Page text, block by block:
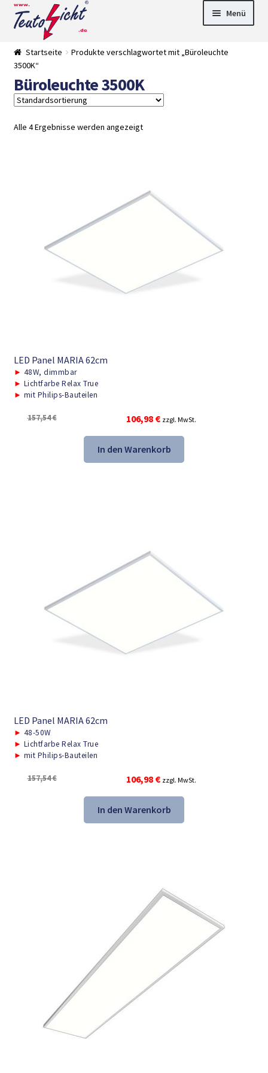
Zur
Navigation
springen
Springe
zum
Menü
► LED Panel
►
Startseite
Produkte verschlagwortet mit „Büroleuchte
3500K“
Büroleuchte 3500K
Alle 4 Ergebnisse werden angezeigt
LED Panel MARIA 62cm
► 48W, dimmbar
► Lichtfarbe Relax True
► mit Philips-Bauteilen
157,54€
Ursprünglicher
Preis
war:
157,54 €
106,98 €Aktueller
Preis
ist:
106,98 €.
zzgl. MwSt.
In den Warenkorb
LED Panel MARIA 62cm
► 48-50W
► Lichtfarbe Relax True
► mit Philips-Bauteilen
157,54€
Ursprünglicher
Preis
war:
157,54 €
106,98 €Aktueller
Preis
ist:
106,98 €.
zzgl. MwSt.
In den Warenkorb